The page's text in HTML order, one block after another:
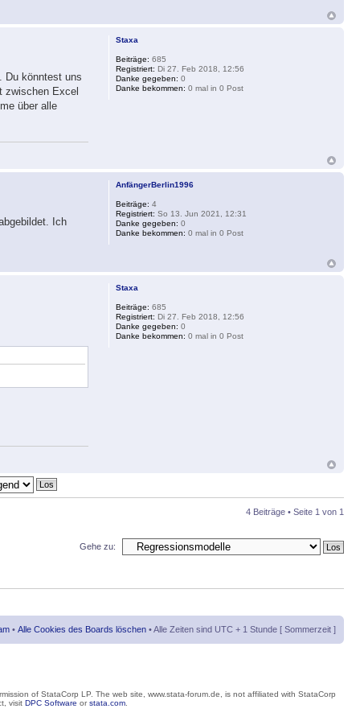
Du könntest uns
zwischen Excel
über alle
Staxa
Beiträge: 685
Registriert: Di 27. Feb 2018, 12:56
Danke gegeben: 0
Danke bekommen: 0 mal in 0 Post
Ich
AnfängerBerlin1996
Beiträge: 4
Registriert: So 13. Jun 2021, 12:31
Danke gegeben: 0
Danke bekommen: 0 mal in 0 Post
Staxa
Beiträge: 685
Registriert: Di 27. Feb 2018, 12:56
Danke gegeben: 0
Danke bekommen: 0 mal in 0 Post
4 Beiträge • Seite 1 von 1
Gehe zu:
• Alle Cookies des Boards löschen • Alle Zeiten sind UTC + 1 Stunde [ Sommerzeit ]
of StataCorp LP. The web site, www.stata-forum.de, is not affiliated with StataCorp
visit DPC Software orstata.com.